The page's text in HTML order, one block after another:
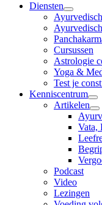
Diensten
Cursussen
Astrologie
Yoga &
Test je
Kenniscentrum
Artikelen
Vata,
Podcast
Video
Lezingen